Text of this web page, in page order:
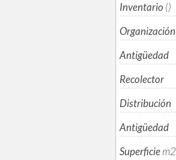
Inventario ()
Organización
Antigüedad
Recolector
Distribución
Antigüedad
Superficiem2